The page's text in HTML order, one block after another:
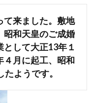
て来ました。敷地
昭和天皇のご成婚
して大正13年１
４月に起工、昭和
ようです。